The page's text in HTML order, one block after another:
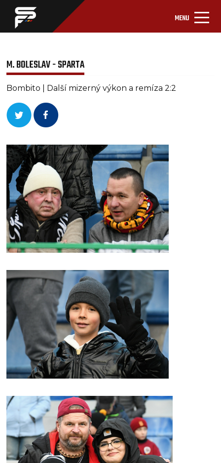
MENU
M. BOLESLAV - SPARTA
Bombito | Další mizerný výkon a remíza 2:2